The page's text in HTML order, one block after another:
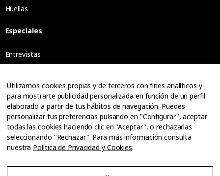
Huellas
Especiales
Entrevistas
Ópticos
Cuadernos
Guías
Dossier
Anuarios
Ofertas de empleo
Utilizamos cookies propias y de terceros con fines analíticos y
para mostrarte publicidad personalizada en función de un perfil
elaborado a partir de tus hábitos de navegación. Puedes
personalizar tus preferencias pulsando en "Configurar", aceptar
todas las cookies haciendo clic en "Aceptar", o rechazarlas
seleccionando "Rechazar". Para más información consulta
nuestra Política de Privacidad y Cookies.